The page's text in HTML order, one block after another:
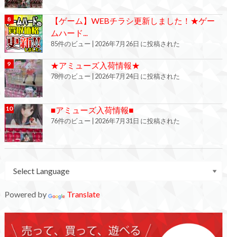
【ゲーム】WEBチラシ更新しました！★ゲー
ムハード...
85件のビュー 2026年7月26日 に投稿された
★アミューズ入荷情報★
78件のビュー 2026年7月24日 に投稿された
■アミューズ入荷情報■
76件のビュー 2026年7月31日 に投稿された
Powered by Translate